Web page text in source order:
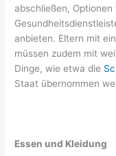
abschließen,
anbieten. Eltern mit
müssen zudem mit
Dinge, wie etwa die
Staat übernommen
Essen und Kleidung